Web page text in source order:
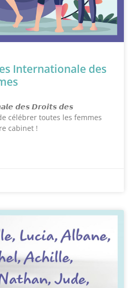
Internationale des
𝙙𝙚𝙨 𝘿𝙧𝙤𝙞𝙩𝙨 𝙙𝙚𝙨
célébrer toutes les femmes
cabinet !